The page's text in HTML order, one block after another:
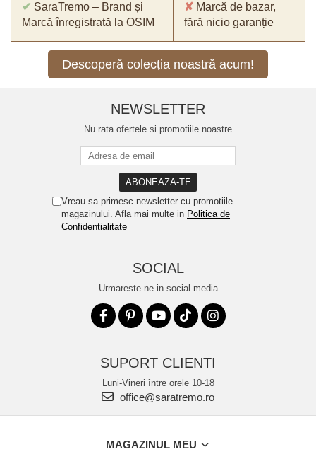
✔ SaraTremo – Brand și
Marcă înregistrată la OSIM
✘ Marcă de bazar,
fără nicio garanție
Descoperă colecția noastră acum!
NEWSLETTER
Nu rata ofertele si promotiile noastre
Vreau sa primesc newsletter cu promotiile
magazinului. Afla mai multe in Politica de
Confidentialitate
SOCIAL
Urmareste-ne in social media
SUPORT CLIENTI
Luni-Vineri între orele 10-18
office@saratremo.ro
MAGAZINUL MEU